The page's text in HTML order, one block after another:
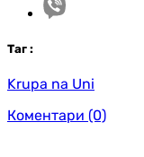
Таг :
Krupa na Uni
Коментари (0)